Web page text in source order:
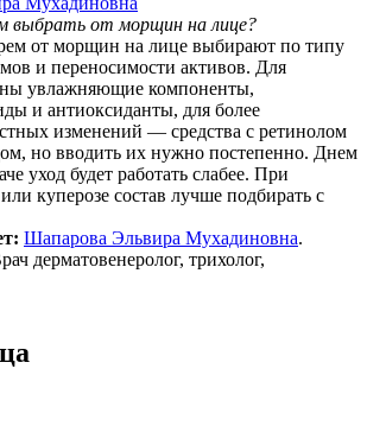
выбрать от морщин на лице?
от морщин на лице выбирают по типу
и переносимости активов. Для
увлажняющие компоненты,
и антиоксиданты, для более
изменений — средства с ретинолом
но вводить их нужно постепенно. Днем
уход будет работать слабее. При
куперозе состав лучше подбирать с
Шапарова Эльвира Мухадиновна.
дерматовенеролог, трихолог,